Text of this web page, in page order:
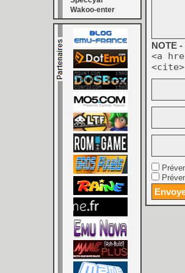
Wakoo-enter
NOTE
<a